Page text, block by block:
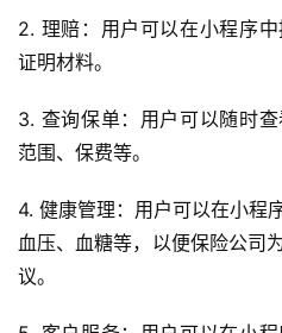
例
务
5
开
发
微
2. 理赔：用户可以在小程序
证明材料。
3. 查询保单：用户可以随时
范围、保费等。
4. 健康管理：用户可以在小程
血压、血糖等，以便保险公司
议。